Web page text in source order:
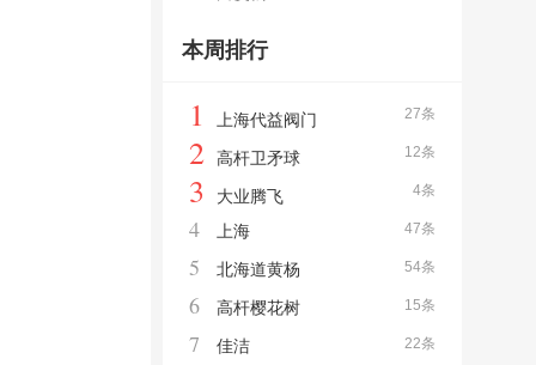
本周排行
27条
1 上海代益阀门
12条
2 高杆卫矛球
4条
3 大业腾飞
47条
4 上海
54条
5 北海道黄杨
15条
6 高杆樱花树
22条
7 佳洁